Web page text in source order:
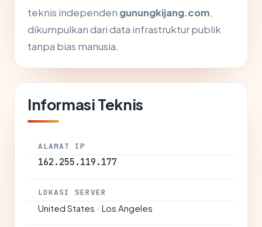
teknis independen gunungkijang.com,
dikumpulkan dari data infrastruktur publik
tanpa bias manusia.
Informasi Teknis
ALAMAT IP
162.255.119.177
LOKASI SERVER
United States · Los Angeles